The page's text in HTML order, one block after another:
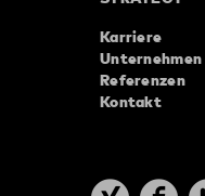
Karriere
Unternehmen
Referenzen
Kontakt